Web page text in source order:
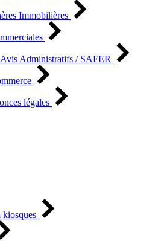
Immobilières
Administratifs / SAFER
légales
kiosques